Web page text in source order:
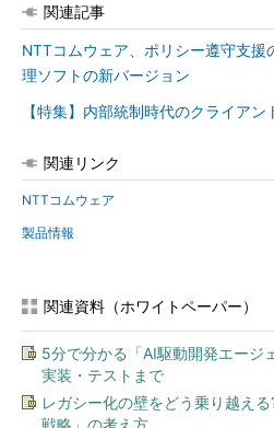
関連記事
NTTコムウェア、ポリシー遵守支援
理ソフトの新バージョン
【特集】内部統制時代のクライアン
関連リンク
NTTコムウェア
製品情報
関連資料（ホワイトペーパー）
5分で分かる「AI駆動開発エージ
実装・テストまで
レガシー化の壁をどう乗り越え
戦略」の考え方